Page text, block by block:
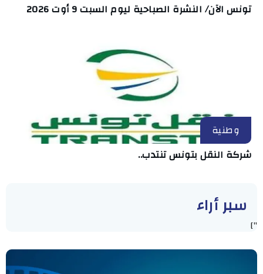
تونس الآن/ النشرة الصباحية ليوم السبت 9 أوت 2026
وطنية
شركة النقل بتونس تنتدب..
سبر أراء
"]